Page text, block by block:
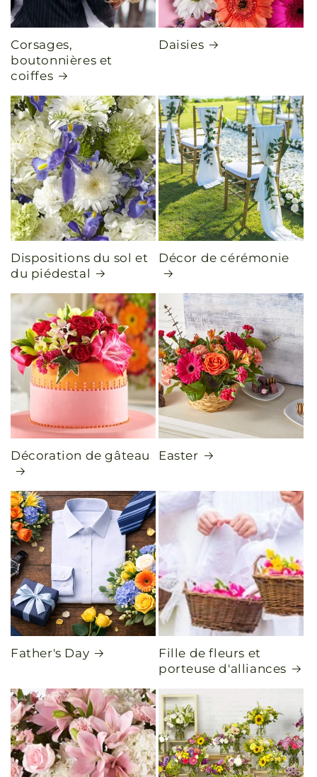
Corsages,
boutonnières et
coiffes
Daisies
Dispositions du sol et
du piédestal
Décor de cérémonie
Décoration de gâteau Easter
Father's Day
Fille de fleurs et
porteuse d'alliances